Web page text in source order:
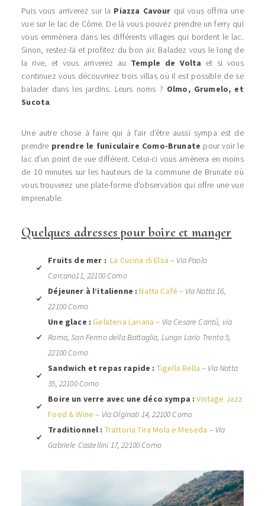
Puis vous arriverez sur la Piazza Cavour qui vous offrira une
vue sur le lac de Côme. De là vous pouvez prendre un ferry qui
vous emmènera dans les différents villages qui bordent le lac.
Sinon, restez-là et profitez du bon air. Baladez vous le long de
la rive, et vous arriverez au Temple de Volta et si vous
continuez vous découvrirez trois villas où il est possible de se
balader dans les jardins. Leurs noms ? Olmo, Grumelo, et
Sucota.
Une autre chose à faire qui à l’air d’être aussi sympa est de
prendre prendre le funiculaire Como-Brunate pour voir le
lac d’un point de vue différent. Celui-ci vous amènera en moins
de 10 minutes sur les hauteurs de la commune de Brunate où
vous trouverez une plate-forme d’observation qui offre une vue
imprenable.
Quelques adresses pour boire et manger
Fruits de mer : La Cucina di Elsa – Via Paolo
Carcano11, 22100 Como
Déjeuner à l’italienne :Natta Café – Via Natta 16,
22100 Como
Une glace :Gelateria Lariana – Via Cesare Cantú, via
Roma, San Fermo della Battaglia, Lungo Lario Trento 5,
22100 Como
Sandwich et repas rapide : Tigella Bella – Via Natta
35, 22100 Como
Boire un verre avec une déco sympa : Vintage Jazz
Food & Wine – Via Olginati 14, 22100 Como
Traditionnel : Trattoria Tira Mola e Meseda – Via
Gabriele Castellini 17, 22100 Como